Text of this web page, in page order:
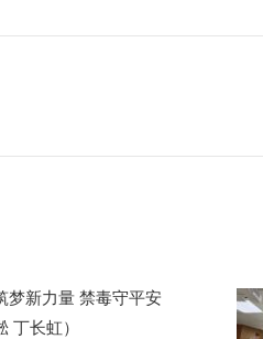
梦新力量 禁毒守平安
丁长虹）